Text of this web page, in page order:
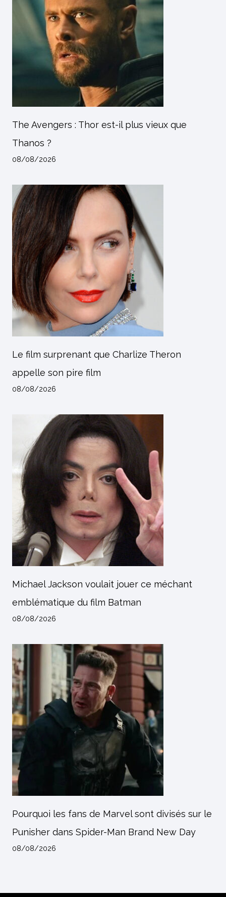
The Avengers : Thor est-il plus vieux que
Thanos ?
08/08/2026
Le film surprenant que Charlize Theron
appelle son pire film
08/08/2026
Michael Jackson voulait jouer ce méchant
emblématique du film Batman
08/08/2026
Pourquoi les fans de Marvel sont divisés sur le
Punisher dans Spider-Man Brand New Day
08/08/2026